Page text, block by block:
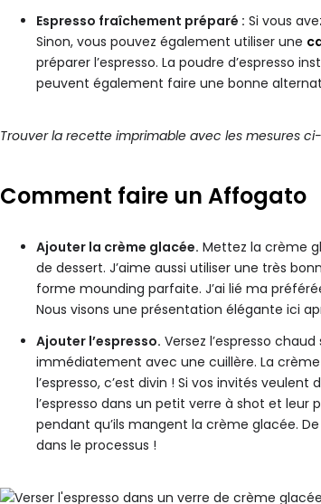
Espresso fraîchement préparé : Si vous
Sinon, vous pouvez également utiliser une
préparer l’espresso. La poudre d’espresso
peuvent également faire une bonne
Trouver la recette imprimable avec les mesures
Comment faire un Affogato
Ajouter la crème glacée. Mettez la crème
de dessert. J’aime aussi utiliser une très
forme mounding parfaite. J’ai lié ma
Nous visons une présentation élégante ici
Ajouter l’espresso. Versez l’espresso
immédiatement avec une cuillère. La
l’espresso, c’est divin ! Si vos invités
l’espresso dans un petit verre à shot et
pendant qu’ils mangent la crème glacée.
dans le processus !